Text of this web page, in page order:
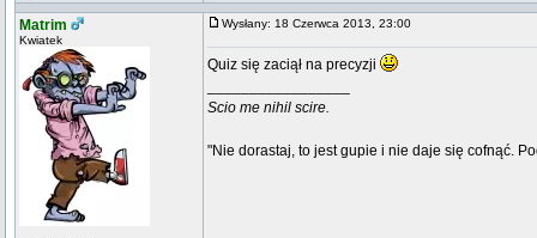
Matrim
Kwiatek
Wysłany: 18 Czerwca 2013, 23:00
Quiz się zaciął na precyzji
Scio me nihil scire.
"Nie dorastaj, to jest gupie i nie daje się cofnąć.